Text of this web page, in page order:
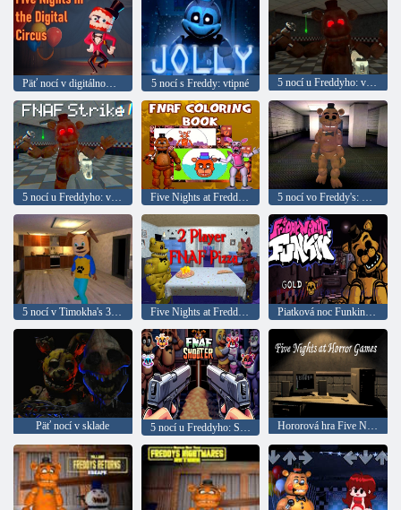
Päť nocí v digitálnom cirkuse 5 nocí s Freddy: vtipné 5 nocí u Freddyho: vplyv
5 nocí u Freddyho: vplyv Five Nights at Freddy's Coloring Book 5 nocí vo Freddy's: Útek zo suterénu
5 nocí v Timokha's 3: City Five Nights at Freddy's: Pizza pre 2 hráčov Piatková noc Funkin vs. 5 nocí vo Freddy's: Zlato
Päť nocí v sklade Hororová hra Five Nights